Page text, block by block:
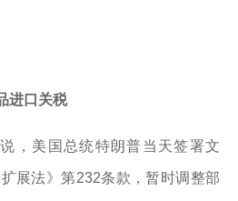
进口关税
，美国总统特朗普当天签署文
展法》第232条款，暂时调整部